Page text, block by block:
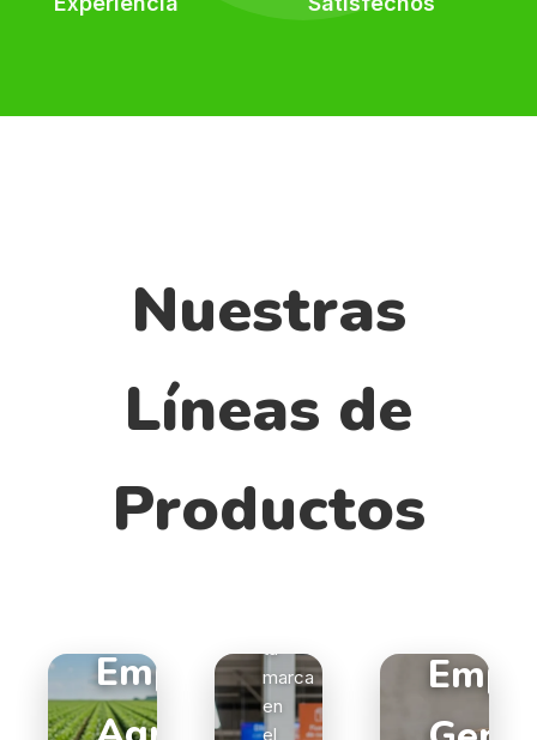
Nuestras
Líneas de
Productos
Empaque
Empaque
tu
marca
en
el